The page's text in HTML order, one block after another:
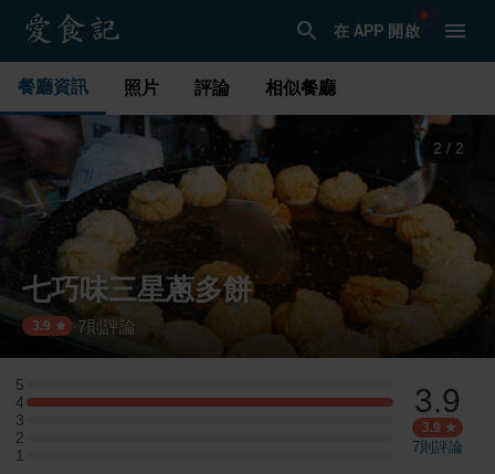
在 APP 開啟
餐廳資訊 照片 評論 相似餐廳
1 / 2
七巧味三星蔥多餅
3.9 ·7則評論
5
5 星：0 則評論
4
4 星：4 則評論
3
3 星：0 則評論
2
2 星：0 則評論
1
1 星：0 則評論
3.9
3.9
7則評論